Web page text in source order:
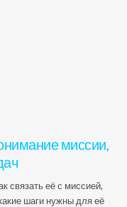
миссии,
связать её с миссией,
шаги нужны для её